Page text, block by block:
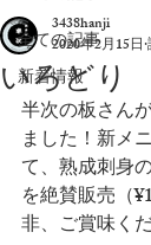
全ての記事
新着情報
いろどり
3438hanji
2020年2月15日
半次の板さん
ました！新メ
て、熟成刺身
を絶賛販売（
非、ご賞味く